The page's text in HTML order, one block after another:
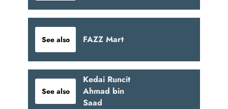
See also FAZZ Mart
See also
Kedai Runcit
Ahmad bin
Saad